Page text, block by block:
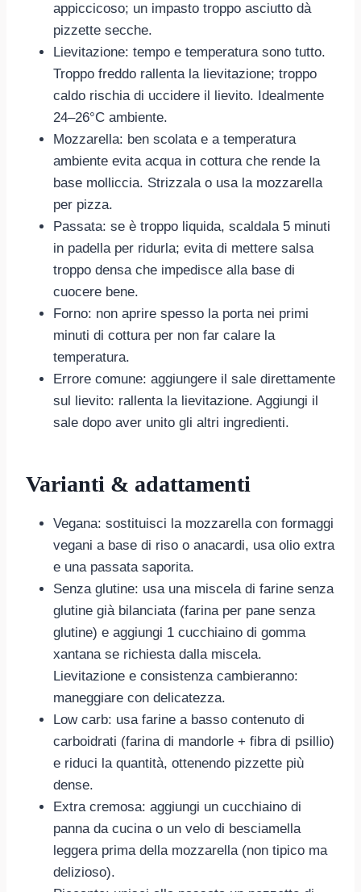
appiccicoso; un impasto troppo asciutto dà
pizzette secche.
Lievitazione: tempo e temperatura sono tutto.
Troppo freddo rallenta la lievitazione; troppo
caldo rischia di uccidere il lievito. Idealmente
24–26°C ambiente.
Mozzarella: ben scolata e a temperatura
ambiente evita acqua in cottura che rende la
base molliccia. Strizzala o usa la mozzarella
per pizza.
Passata: se è troppo liquida, scaldala 5 minuti
in padella per ridurla; evita di mettere salsa
troppo densa che impedisce alla base di
cuocere bene.
Forno: non aprire spesso la porta nei primi
minuti di cottura per non far calare la
temperatura.
Errore comune: aggiungere il sale direttamente
sul lievito: rallenta la lievitazione. Aggiungi il
sale dopo aver unito gli altri ingredienti.
Varianti & adattamenti
Vegana: sostituisci la mozzarella con formaggi
vegani a base di riso o anacardi, usa olio extra
e una passata saporita.
Senza glutine: usa una miscela di farine senza
glutine già bilanciata (farina per pane senza
glutine) e aggiungi 1 cucchiaino di gomma
xantana se richiesta dalla miscela.
Lievitazione e consistenza cambieranno:
maneggiare con delicatezza.
Low carb: usa farine a basso contenuto di
carboidrati (farina di mandorle + fibra di psillio)
e riduci la quantità, ottenendo pizzette più
dense.
Extra cremosa: aggiungi un cucchiaino di
panna da cucina o un velo di besciamella
leggera prima della mozzarella (non tipico ma
delizioso).